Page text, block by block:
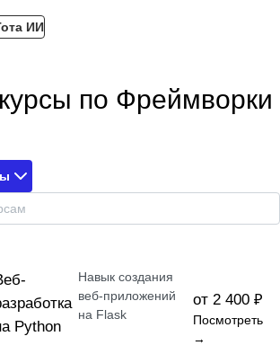
ИИ
по Фреймворки
Python
Навык создания
веб-приложений
на Flask
от 2 400 ₽
Посмотреть
→